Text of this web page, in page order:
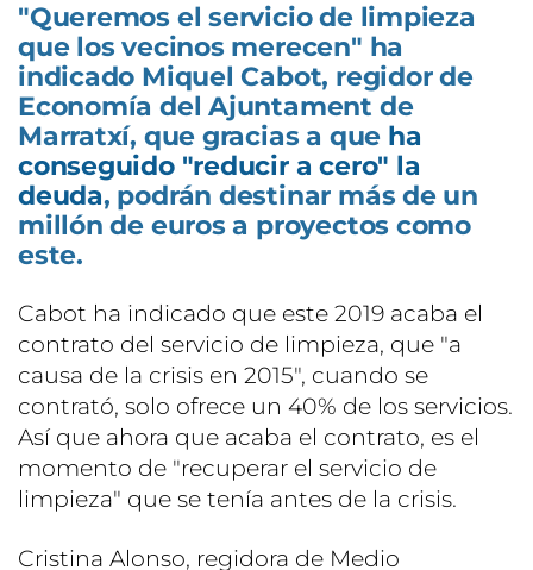
"Queremos el servicio de limpieza
que los vecinos merecen" ha
indicado Miquel Cabot, regidor de
Economía del Ajuntament de
Marratxí, que gracias a que ha
conseguido "reducir a cero" la
deuda, podrán destinar más de un
millón de euros a proyectos como
este.
Cabot ha indicado que este 2019 acaba el
contrato del servicio de limpieza, que "a
causa de la crisis en 2015", cuando se
contrató, solo ofrece un 40% de los servicios.
Así que ahora que acaba el contrato, es el
momento de "recuperar el servicio de
limpieza" que se tenía antes de la crisis.
Cristina Alonso, regidora de Medio